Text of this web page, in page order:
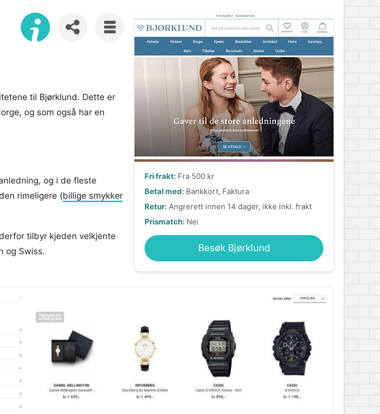
Fri frakt: Fra 500 kr
Betal med: Bankkort, Faktura
Retur: Angrerett innen 14 dager, ikke inkl. frakt
Prismatch: Nei
Besøk Bjørklund
til Bjørklund. Dette er
og som også har en
og i de fleste
rimeligere (billige smykker
tilbyr kjeden velkjente
og Swiss.